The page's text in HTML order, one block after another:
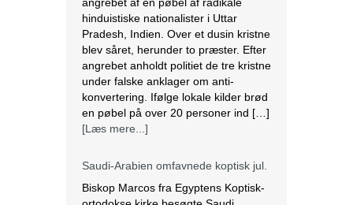
Biskop Marcos fra Egyptens Koptisk-
ortodokse kirke besøgte Saudi
Arabien, hvor han fejrede den østlige
juleliturgi sammen med 3.000
koptiske kristne bosiddende i landet.
Dette var den første offentlige
julefejring anerkendt af den islamiske
nation, der er hjemsted for
pilgrimsfærdsstederne Mekka og
Arabien første gang i 2012 for at
hjælpe med at […][Læs mere...]